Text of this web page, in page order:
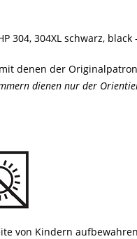
304XL schwarz, black -
denen der
dienen nur der
von Kindern aufbewahren